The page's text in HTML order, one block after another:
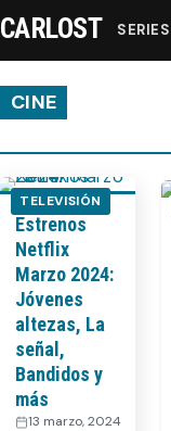
Streaming
Recomendaciones
Videos
Webisodios
CARLOST SERIES
CINE
TELEVISIÓN
Estrenos
Netflix
Marzo 2024:
Jóvenes
altezas, La
señal,
Bandidos y
más
13 marzo, 2024